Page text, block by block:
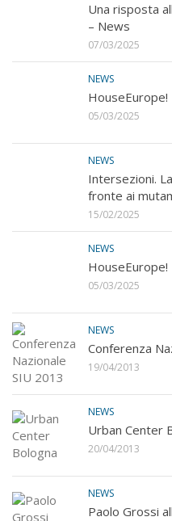
Una risposta
– News
07/03/2025
NEWS
05/03/2025
NEWS
Intersezioni.
fronte ai
15/02/2025
NEWS
05/03/2025
NEWS
Conferenza
19/04/2013
NEWS
Urban Center
20/04/2013
NEWS
Paolo Grossi